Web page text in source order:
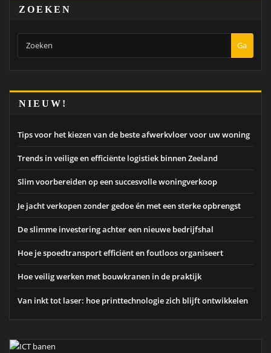
ZOEKEN
Ga
NIEUW!
Tips voor het kiezen van de beste afwerkvloer voor uw woning
Trends in veilige en efficiënte logistiek binnen Zeeland
Slim voorbereiden op een succesvolle woningverkoop
Je jacht verkopen zonder gedoe én met een sterke opbrengst
De slimme investering achter een nieuwe bedrijfshal
Hoe je spoedtransport efficiënt en foutloos organiseert
Hoe veilig werken met bouwkranen in de praktijk
Van inkt tot laser: hoe printtechnologie zich blijft ontwikkelen